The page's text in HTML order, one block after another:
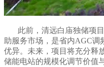
此前，清远白庙独储项目
助服务市场，是省内AGC
优异。未来，项目将充分释
储能电站的规模化调节价值